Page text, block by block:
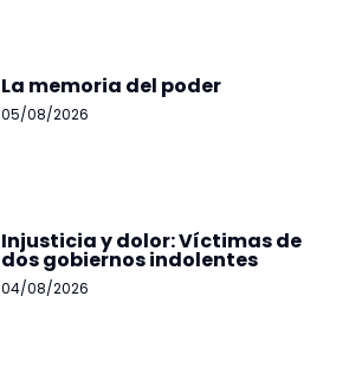
La memoria del poder
05/08/2026
Injusticia y dolor: Víctimas de
dos gobiernos indolentes
04/08/2026